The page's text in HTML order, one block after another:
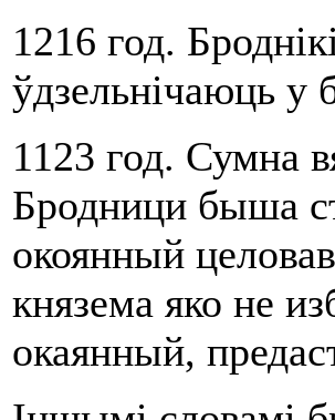
1216 год.
ўдзельнічаюць у
1123 год. Сумна
Бродници быша
окоянный
князема яко не
окаянный,